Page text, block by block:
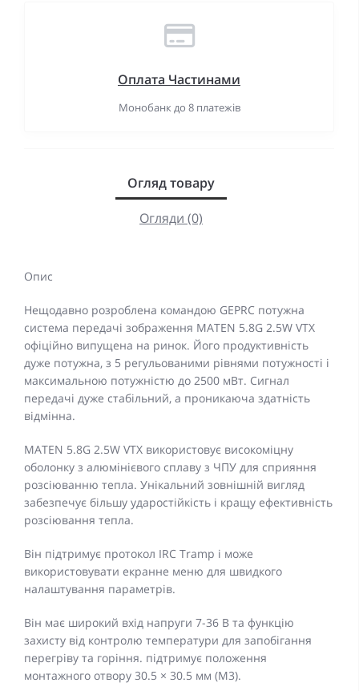
Оплата Частинами
Монобанк до 8 платежів
Огляд товару
Огляди (0)
Опис
Нещодавно розроблена командою GEPRC потужна
система передачі зображення MATEN 5.8G 2.5W VTX
офіційно випущена на ринок. Його продуктивність
дуже потужна, з 5 регульованими рівнями потужності і
максимальною потужністю до 2500 мВт. Сигнал
передачі дуже стабільний, а проникаюча здатність
відмінна.
MATEN 5.8G 2.5W VTX використовує високоміцну
оболонку з алюмінієвого сплаву з ЧПУ для сприяння
розсіюванню тепла. Унікальний зовнішній вигляд
забезпечує більшу ударостійкість і кращу ефективність
розсіювання тепла.
Він підтримує протокол IRC Tramp і може
використовувати екранне меню для швидкого
налаштування параметрів.
Він має широкий вхід напруги 7-36 В та функцію
захисту від контролю температури для запобігання
перегріву та горіння. підтримує положення
монтажного отвору 30.5 × 30.5 мм (M3).